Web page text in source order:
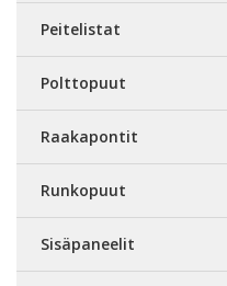
Peitelistat
Polttopuut
Raakapontit
Runkopuut
Sisäpaneelit